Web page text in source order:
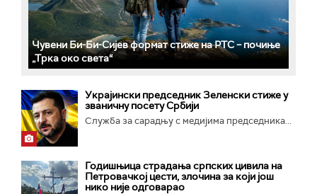
Чувени Би-Би-Сијев формат стиже на РТС – почиње
„Трка око света“
Украјински председник Зеленски стиже у
званичну посету Србији
Служба за сарадњу с медијима председника...
Годишњица страдања српских цивила на
Петровачкој цести, злочина за који још
нико није одговарао